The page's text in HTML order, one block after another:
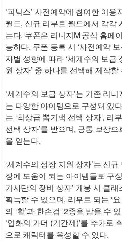
‘피닉스’ 사전예약에 참여한 이
월드, 신규 리부트 월드에서 각각
는다. 쿠폰은 리니지M 공식 홈페
능하다. 쿠폰 등록 시 ‘사전예약
자별 성향에 따라 ‘세계수의 보급
원 상자’ 중 하나를 선택해 제작할
‘세계수의 보급 상자’는 기존 리
는 다양한 아이템으로 구성돼 있
는 ‘최상급 뽑기팩 선택 상자’, 리
선택 상자’를 받으며, 공통 보상
을 얻는다.
‘세계수의 성장 지원 상자’는 신
장에 도움이 되는 아이템들로 구
기사단의 장비 상자’ 개봉 시 클
획득할 수 있으며, 리부트 되는 ‘
의 ‘활’과 한손검’ 2종을 받을 수
‘업화의 가더 (기간제)’를 추가로
으로 캐릭터를 육성할 수 있다.